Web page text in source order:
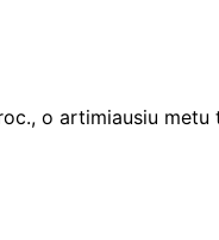
o artimiausiu